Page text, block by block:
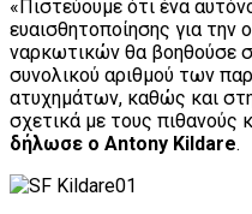
«Πιστεύουμε ότι ένα
ευαισθητοποίησης για την
ναρκωτικών θα βοηθούσε
συνολικού αριθμού των
ατυχημάτων, καθώς και
σχετικά με τους πιθανούς
δήλωσε ο Antony Kildare.